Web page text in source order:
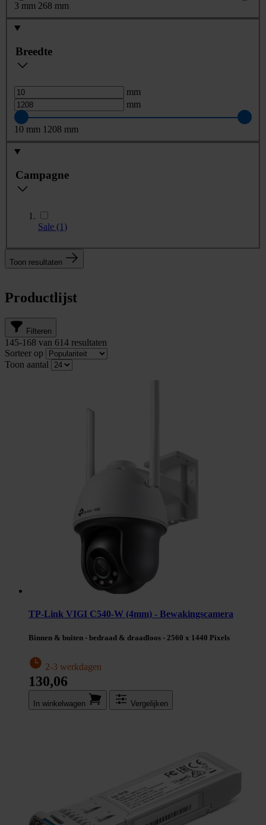
3 mm 268 mm
Breedte
mm
mm
10 mm 1208 mm
Campagne
Sale (1)
Toon resultaten
Productlijst
Filteren
145-168 van 614 resultaten
Sorteer op
Toon aantal
TP-Link VIGI C540-W (4mm) - Bewakingscamera
Binnen & buiten - bedraad & draadloos - 2560 x 1440 Pixels
2-3 werkdagen
130,06
In winkel­wagen Vergelijken